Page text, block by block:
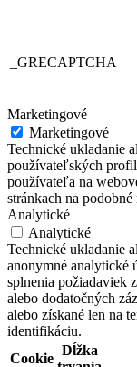
_GRECAPTCHA
Marketingové
Marketingové
Technické ukladanie
používateľských
používateľa na
stránkach na
Analytické
Analytické
Technické ukladanie
anonymné analytické
splnenia požiadaviek
alebo dodatočných
alebo získané len na
identifikáciu.
Cookie
Dĺžka